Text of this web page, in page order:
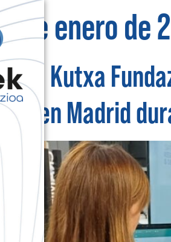
de enero de
Kutxa
en Madrid